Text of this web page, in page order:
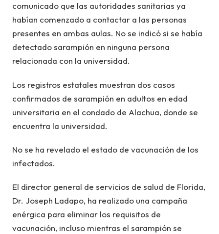
comunicado que las autoridades sanitarias ya
habían comenzado a contactar a las personas
presentes en ambas aulas. No se indicó si se había
detectado sarampión en ninguna persona
relacionada con la universidad.
Los registros estatales muestran dos casos
confirmados de sarampión en adultos en edad
universitaria en el condado de Alachua, donde se
encuentra la universidad.
No se ha revelado el estado de vacunación de los
infectados.
El director general de servicios de salud de Florida,
Dr. Joseph Ladapo, ha realizado una campaña
enérgica para eliminar los requisitos de
vacunación, incluso mientras el sarampión se